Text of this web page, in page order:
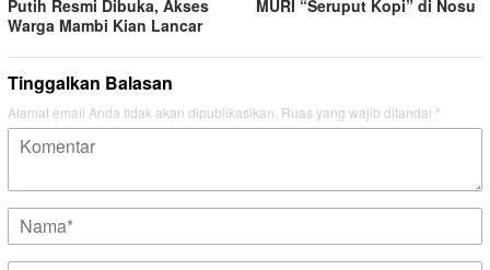
Putih Resmi Dibuka, Akses
Warga Mambi Kian Lancar
MURI “Seruput Kopi” di Nosu
Tinggalkan Balasan
Alamat email Anda tidak akan dipublikasikan. Ruas yang wajib ditandai *